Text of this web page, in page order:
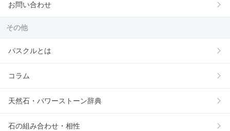
お問い合わせ
その他
パスクルとは
コラム
天然石・パワーストーン辞典
石の組み合わせ・相性